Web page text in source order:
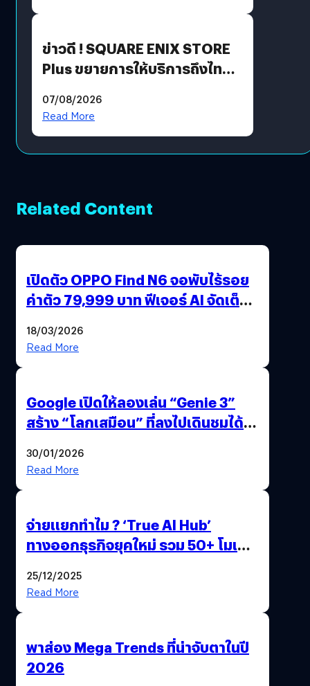
ข่าวดี ! SQUARE ENIX STORE
Plus ขยายการให้บริการถึงไทย
โดยตรง
07/08/2026
Read More
Related Content
เปิดตัว OPPO Find N6 จอพับไร้รอย
ค่าตัว 79,999 บาท ฟีเจอร์ AI จัดเต็ม
18/03/2026
Read More
Google เปิดให้ลองเล่น “Genie 3”
สร้าง “โลกเสมือน” ที่ลงไปเดินชมได้
30/01/2026
Read More
จ่ายแยกทำไม ? ‘True AI Hub’
ทางออกธุรกิจยุคใหม่ รวม 50+ โมเดล
25/12/2025
Read More
พาส่อง Mega Trends ที่น่าจับตาในปี
2026